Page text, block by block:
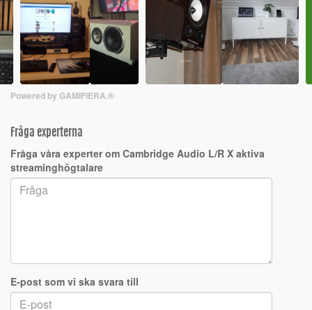
Powered by GAMIFIERA.®
Fråga experterna
Fråga våra experter om Cambridge Audio L/R X aktiva
streaminghögtalare
E-post som vi ska svara till